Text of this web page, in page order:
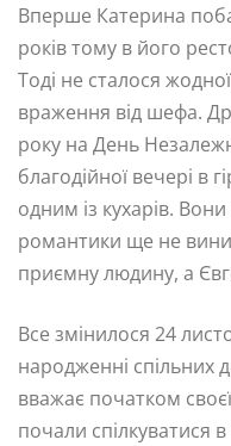
Вперше Катерина
років тому в його
Тоді не сталося
враження від шефа.
року на День
благодійної вечері в
одним із кухарів.
романтики ще не
приємну людину, а
Все змінилося 24
народженні спільних
вважає початком своєї
почали спілкуватися